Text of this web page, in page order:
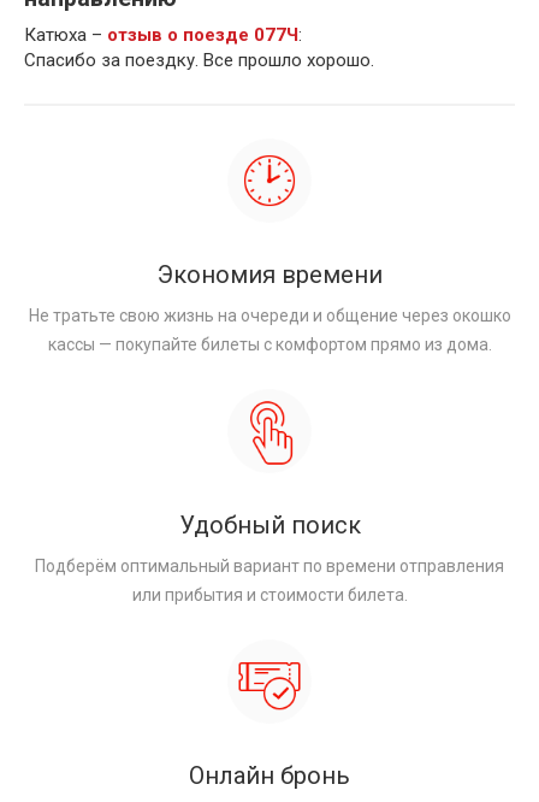
Катюха – отзыв о поезде 077Ч:
Спасибо за поездку. Все прошло хорошо.
Экономия времени
Не тратьте свою жизнь на очереди и общение через окошко
кассы — покупайте билеты с комфортом прямо из дома.
Удобный поиск
Подберём оптимальный вариант по времени отправления
или прибытия и стоимости билета.
Онлайн бронь